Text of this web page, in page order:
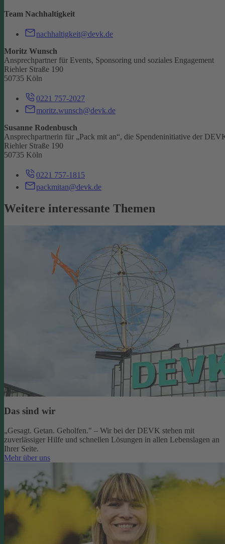
Team Nachhaltigkeit
nachhaltigkeit@devk.de
Moritz Wunsch
Ansprechpartner für Events, Sponsoring und soziales Engagement
Riehler Straße 190
50735 Köln
0221 757-2027
moritz.wunsch@devk.de
Susanne Rodenbusch
Ansprechpartnerin für „Pack mit an“, die Spendeninitiative der
Riehler Straße 190
50735 Köln
0221 757-1815
packmitan@devk.de
Weitere interessante Themen
Das sind wir
„Gesagt. Getan. Geholfen." – Wir bei der DEVK stehen mit
zuverlässiger Hilfe und schnellen Lösungen in allen Lebenslagen an
Ihrer Seite.
Mehr über uns